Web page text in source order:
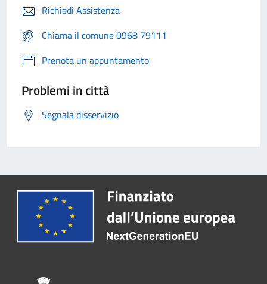
Richiedi Assistenza
Chiama il comune 0968 79111
Prenota un appuntamento
Problemi in città
Segnala disservizio